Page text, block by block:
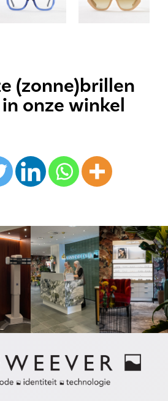
(zonne)brillen
onze winkel